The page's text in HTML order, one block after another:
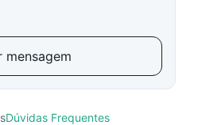
mensagem
Dúvidas Frequentes